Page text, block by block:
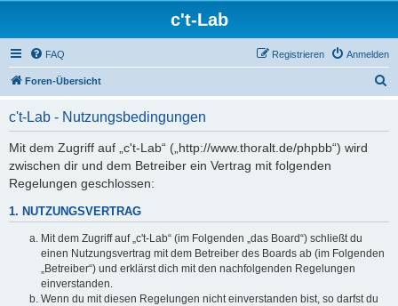
c't-Lab
FAQ Anmelden
Registrieren
Foren-Übersicht
c't-Lab - Nutzungsbedingungen
Mit dem Zugriff auf „c't-Lab“ („http://www.thoralt.de/phpbb“) wird
zwischen dir und dem Betreiber ein Vertrag mit folgenden
Regelungen geschlossen:
1. NUTZUNGSVERTRAG
Mit dem Zugriff auf „c't-Lab“ (im Folgenden „das Board“) schließt du
einen Nutzungsvertrag mit dem Betreiber des Boards ab (im Folgenden
„Betreiber“) und erklärst dich mit den nachfolgenden Regelungen
einverstanden.
Wenn du mit diesen Regelungen nicht einverstanden bist, so darfst du